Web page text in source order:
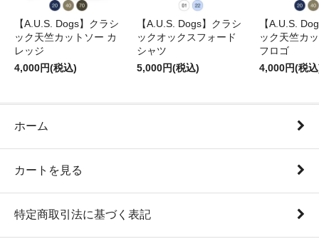
【A.U.S. Dogs】クラシ
ック天竺カットソー カ
レッジ
4,000円(税込)
【A.U.S. Dogs】クラシ
ックオックスフォード
シャツ
5,000円(税込)
【A.U.S.
ック天竺カ
フロゴ
4,000円(税
ホーム
カートを見る
特定商取引法に基づく表記